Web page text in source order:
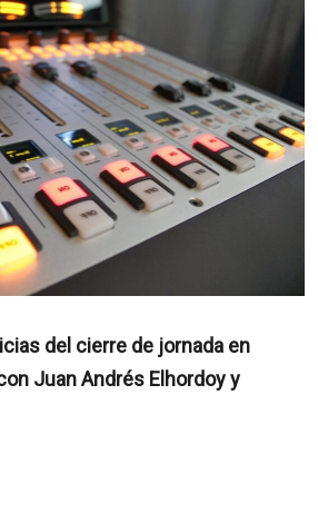
del cierre de jornada en
Juan Andrés Elhordoy y